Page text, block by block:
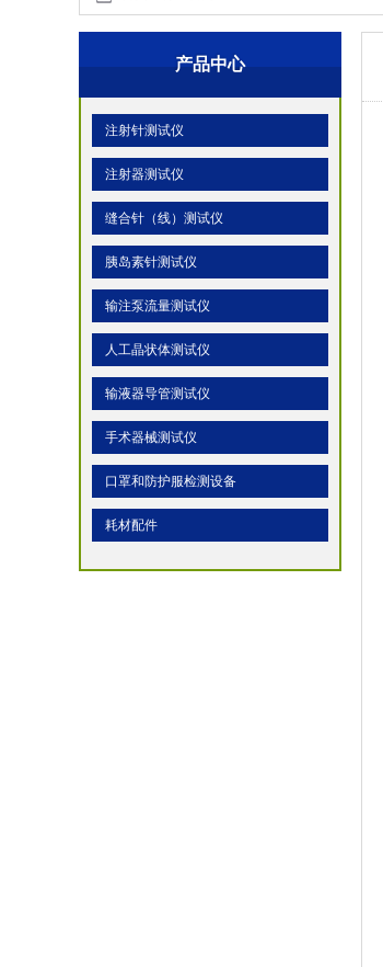
产品中心
注射针测试仪
注射器测试仪
缝合针（线）测试仪
胰岛素针测试仪
输注泵流量测试仪
人工晶状体测试仪
输液器导管测试仪
手术器械测试仪
口罩和防护服检测设备
耗材配件